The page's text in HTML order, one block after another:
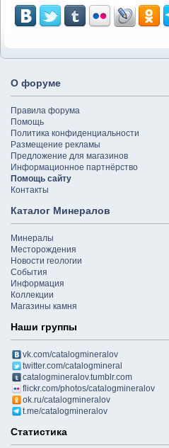
О форуме
Правила форума
Помощь
Политика конфиденциальности
Размещение рекламы
Предложение для магазинов
Информационное партнёрство
Помощь сайту
Контакты
Каталог Минералов
Минералы
Месторождения
Новости геологии
События
Информация
Коллекции
Магазины камня
Наши группы
vk.com/catalogmineralov
twitter.com/catalogmineral
catalogmineralov.tumblr.com
flickr.com/photos/catalogmineralov
ok.ru/catalogmineralov
t.me/catalogmineralov
Статистика